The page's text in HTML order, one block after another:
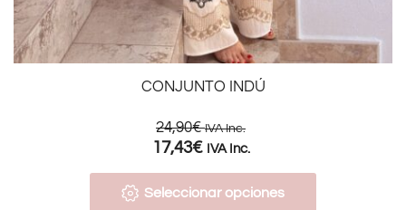
CONJUNTO INDÚ
24,90€ IVA Inc.
17,43€ IVA Inc.
Seleccionar opciones